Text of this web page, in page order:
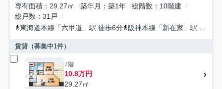
専有面積
29.27㎡ 築年月 築1年 総階数
10階建
総戸数
31戸
東海道本線 「六甲道 」駅 徒歩6分 阪神本線 「新在家 」駅 徒歩6分
賃貸（募集中1件）
7階
10.8万円
29.27㎡